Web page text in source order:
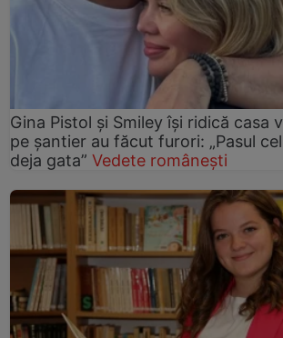
Gina Pistol și Smiley își ridică casa
pe șantier au făcut furori: „Pasul
deja gata” Vedete românești